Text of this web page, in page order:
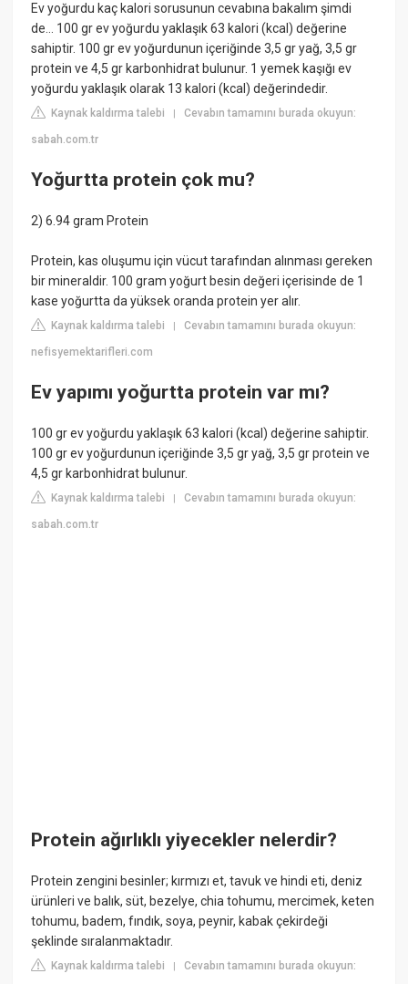
Ev yoğurdu kaç kalori sorusunun cevabına bakalım şimdi
de… 100 gr ev yoğurdu yaklaşık 63 kalori (kcal) değerine
sahiptir. 100 gr ev yoğurdunun içeriğinde 3,5 gr yağ, 3,5 gr
protein ve 4,5 gr karbonhidrat bulunur. 1 yemek kaşığı ev
yoğurdu yaklaşık olarak 13 kalori (kcal) değerindedir.
Kaynak kaldırma talebi |Cevabın tamamını burada okuyun:
sabah.com.tr
Yoğurtta protein çok mu?
2) 6.94 gram Protein
Protein, kas oluşumu için vücut tarafından alınması gereken
bir mineraldir. 100 gram yoğurt besin değeri içerisinde de 1
kase yoğurtta da yüksek oranda protein yer alır.
Kaynak kaldırma talebi |Cevabın tamamını burada okuyun:
nefisyemektarifleri.com
Ev yapımı yoğurtta protein var mı?
100 gr ev yoğurdu yaklaşık 63 kalori (kcal) değerine sahiptir.
100 gr ev yoğurdunun içeriğinde 3,5 gr yağ, 3,5 gr protein ve
4,5 gr karbonhidrat bulunur.
Kaynak kaldırma talebi |Cevabın tamamını burada okuyun:
sabah.com.tr
Protein ağırlıklı yiyecekler nelerdir?
Protein zengini besinler; kırmızı et, tavuk ve hindi eti, deniz
ürünleri ve balık, süt, bezelye, chia tohumu, mercimek, keten
tohumu, badem, fındık, soya, peynir, kabak çekirdeği
şeklinde sıralanmaktadır.
Kaynak kaldırma talebi |Cevabın tamamını burada okuyun: